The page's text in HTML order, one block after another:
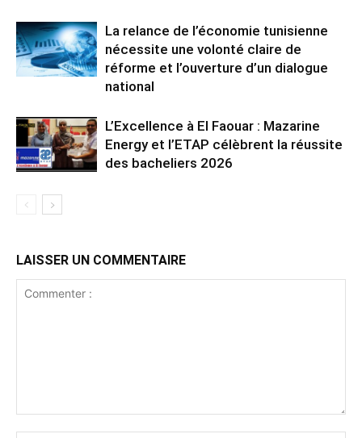
La relance de l’économie tunisienne
nécessite une volonté claire de
réforme et l’ouverture d’un dialogue
national
L’Excellence à El Faouar : Mazarine
Energy et l’ETAP célèbrent la réussite
des bacheliers 2026
LAISSER UN COMMENTAIRE